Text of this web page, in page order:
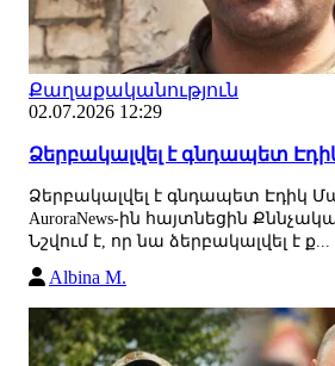
Քաղաքականություն
02.07.2026 12:29
Ձերբակալվել է գնդապետ
Ձերբակալվել է գնդապետ Էդիկ
AuroraNews-ին հայտնեցին
Նշվում է, որ նա ձերբակալվել է ք...
Albina M.